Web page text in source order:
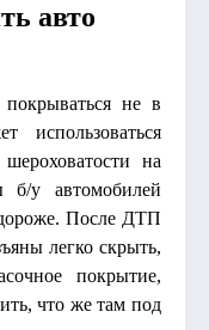
авто
не в
на
у автомобилей
После ДТП
легко скрыть,
покрытие,
что же там под